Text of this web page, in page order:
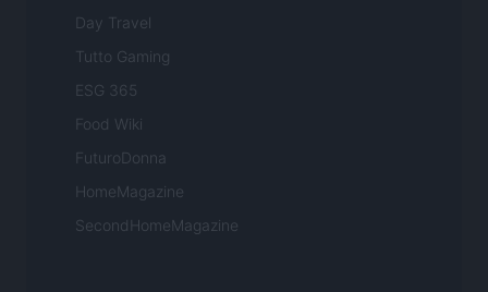
Day Travel
Tutto Gaming
ESG 365
Food Wiki
FuturoDonna
HomeMagazine
SecondHomeMagazine